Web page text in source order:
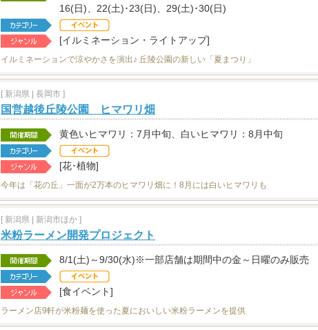
16(日)、22(土)･23(日)、29(土)･30(日)
[イルミネーション・ライトアップ]
イルミネーションで涼やかさを演出♪ 丘陵公園の新しい「夏まつり」
[ 新潟県 長岡市 ]
国営越後丘陵公園 ヒマワリ畑
黄色いヒマワリ：7月中旬、白いヒマワリ：8月中旬
[花･植物]
今年は「花の丘」一面が2万本のヒマワリ畑に！8月には白いヒマワリも
[ 新潟県 新潟市ほか ]
米粉ラーメン開発プロジェクト
8/1(土)～9/30(水)※一部店舗は期間中の金～日曜のみ販売
[食イベント]
ラーメン店9軒が米粉麺を使った夏においしい米粉ラーメンを提供